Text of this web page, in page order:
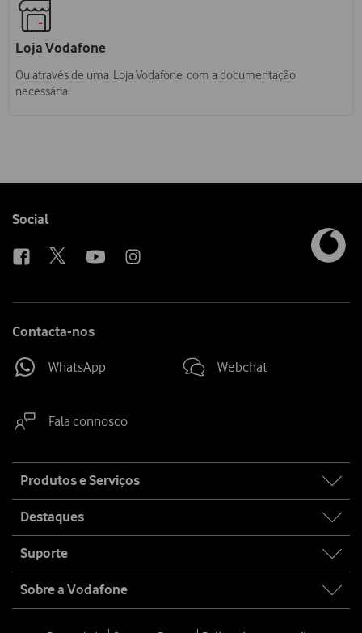
Loja Vodafone
Ou através de uma Loja Vodafone com a documentação
necessária.
Follow
Social
Contacta-nos
WhatsApp Webchat
Fala connosco
map
Produtos e Serviços
Destaques
Suporte
Sobre a Vodafone